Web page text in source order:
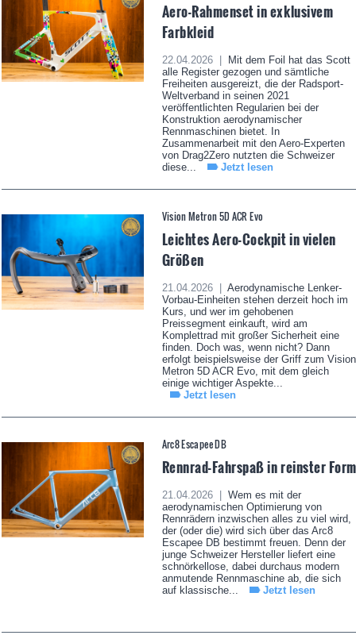
Aero-Rahmenset in exklusivem
Farbkleid
22.04.2026 |
Mit dem Foil hat das Scott
alle Register gezogen und sämtliche
Freiheiten ausgereizt, die der Radsport-
Weltverband in seinen 2021
veröffentlichten Regularien bei der
Konstruktion aerodynamischer
Rennmaschinen bietet. In
Zusammenarbeit mit den Aero-Experten
von Drag2Zero nutzten die Schweizer
diese...
Jetzt lesen
Vision Metron 5D ACR Evo
Leichtes Aero-Cockpit in vielen
Größen
21.04.2026 |
Aerodynamische Lenker-
Vorbau-Einheiten stehen derzeit hoch im
Kurs, und wer im gehobenen
Preissegment einkauft, wird am
Komplettrad mit großer Sicherheit eine
finden. Doch was, wenn nicht? Dann
erfolgt beispielsweise der Griff zum Vision
Metron 5D ACR Evo, mit dem gleich
einige wichtiger Aspekte...
Jetzt lesen
Arc8 Escapee DB
Rennrad-Fahrspaß in reinster Form
21.04.2026 |
Wem es mit der
aerodynamischen Optimierung von
Rennrädern inzwischen alles zu viel wird,
der (oder die) wird sich über das Arc8
Escapee DB bestimmt freuen. Denn der
junge Schweizer Hersteller liefert eine
schnörkellose, dabei durchaus modern
anmutende Rennmaschine ab, die sich
auf klassische...
Jetzt lesen